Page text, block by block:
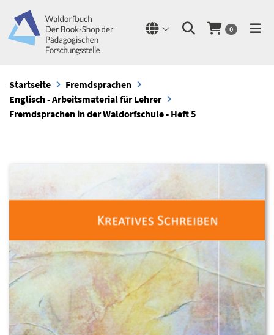
0
Startseite
Fremdsprachen
Englisch - Arbeitsmaterial für Lehrer
Fremdsprachen in der Waldorfschule - Heft 5